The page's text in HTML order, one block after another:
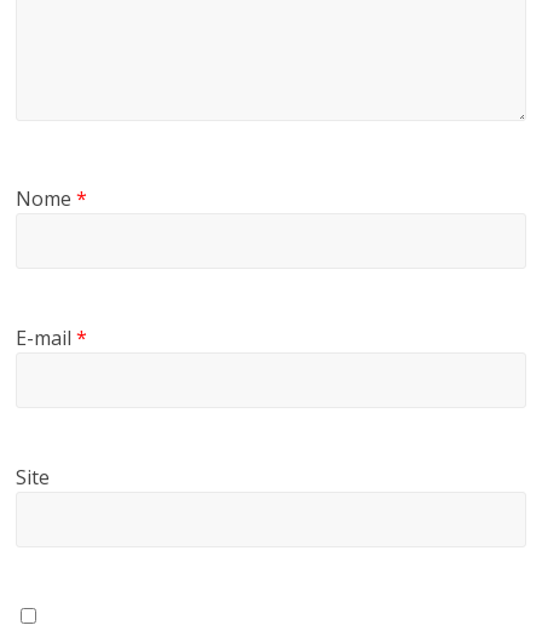
Nome*
E-mail*
Site